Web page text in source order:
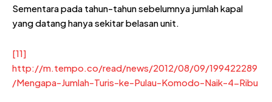
Sementara pada tahun-tahun sebelumnya jumlah kapal
yang datang hanya sekitar belasan unit.
[11]
http://m.tempo.co/read/news/2012/08/09/199422289
/Mengapa-Jumlah-Turis-ke-Pulau-Komodo-Naik-4-Ribu